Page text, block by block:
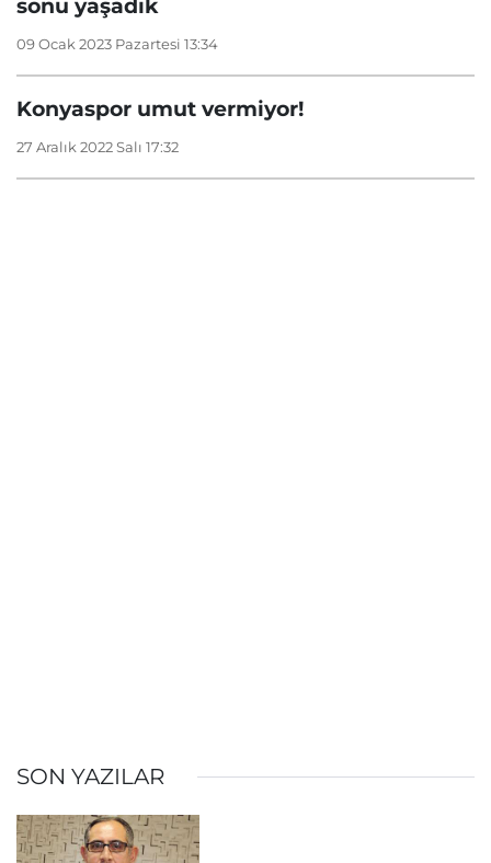
sonu yaşadık
09 Ocak 2023 Pazartesi 13:34
Konyaspor umut vermiyor!
27 Aralık 2022 Salı 17:32
SON YAZILAR